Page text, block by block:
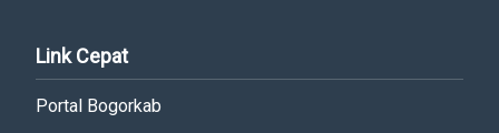
Link Cepat
Portal Bogorkab